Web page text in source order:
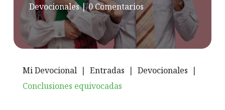
Devocionales|0 Comentarios
Mi Devocional | Entradas | Devocionales |
Conclusiones equivocadas